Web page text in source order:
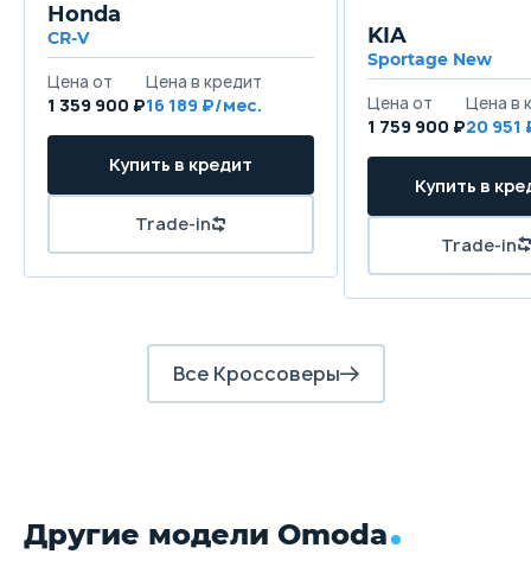
Honda
CR-V
1 359 900 ₽16 189
KIA
Sportage New
1 759 900 ₽20 951
Все Кроссоверы
Другие модели Omoda